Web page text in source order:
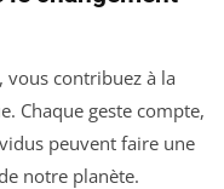
, vous contribuez à la
Chaque geste compte,
peuvent faire une
notre planète.